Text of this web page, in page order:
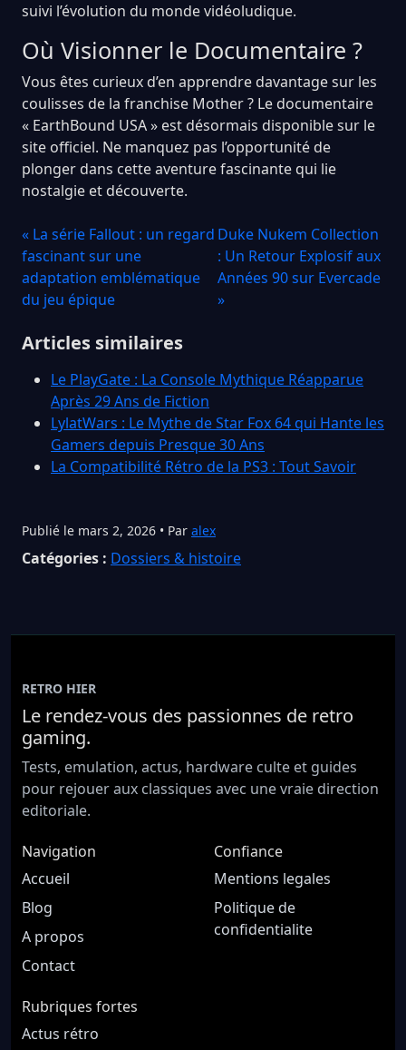
suivi l’évolution du monde vidéoludique.
Où Visionner le Documentaire ?
Vous êtes curieux d’en apprendre davantage sur les
coulisses de la franchise Mother ? Le documentaire
« EarthBound USA » est désormais disponible sur le
site officiel. Ne manquez pas l’opportunité de
plonger dans cette aventure fascinante qui lie
nostalgie et découverte.
« La série Fallout : un regard
fascinant sur une
adaptation emblématique
du jeu épique
Duke Nukem Collection
: Un Retour Explosif aux
Années 90 sur Evercade
»
Articles similaires
Le PlayGate : La Console Mythique Réapparue
Après 29 Ans de Fiction
LylatWars : Le Mythe de Star Fox 64 qui Hante les
Gamers depuis Presque 30 Ans
La Compatibilité Rétro de la PS3 : Tout Savoir
Publié le mars 2, 2026 • Par alex
Catégories : Dossiers & histoire
RETRO HIER
Le rendez-vous des passionnes de retro
gaming.
Tests, emulation, actus, hardware culte et guides
pour rejouer aux classiques avec une vraie direction
editoriale.
Navigation
Accueil
Blog
A propos
Contact
Confiance
Mentions legales
Politique de
confidentialite
Rubriques fortes
Actus rétro